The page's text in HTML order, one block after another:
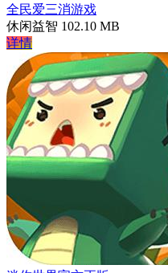
全民爱三消游戏
休闲益智 102.10 MB
详情